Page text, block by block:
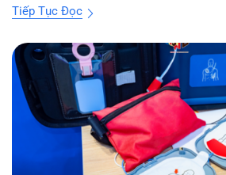
Tiếp Tục Đọc